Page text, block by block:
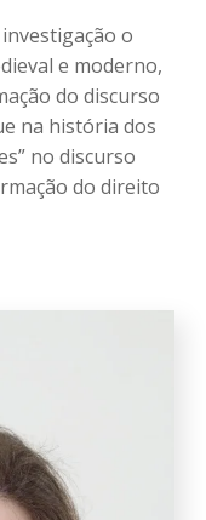
o
e moderno,
do discurso
na história dos
no discurso
do direito